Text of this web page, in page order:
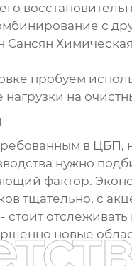
с
Сансян
пробуем
на
в
нужно
фактор.
тщательно, с
стоит
новые